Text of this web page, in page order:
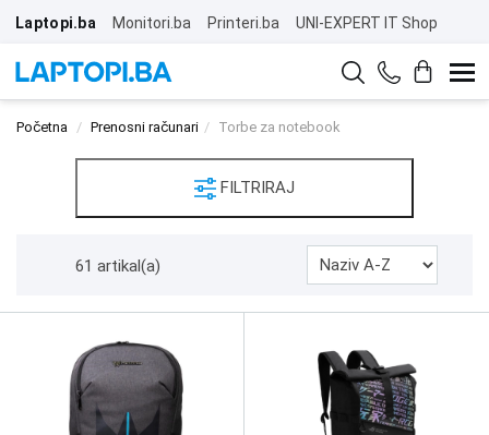
Laptopi.ba Monitori.ba Printeri.ba UNI-EXPERT IT Shop
Početna Prenosni računari Torbe za notebook
FILTRIRAJ
61 artikal(a)